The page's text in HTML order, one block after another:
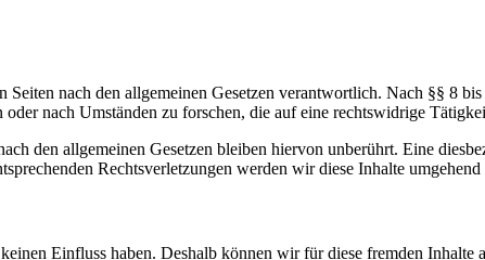
nach den allgemeinen Gesetzen verantwortlich. Nach §§ 8
nach Umständen zu forschen, die auf eine rechtswidrige
den allgemeinen Gesetzen bleiben hiervon unberührt. Eine
Rechtsverletzungen werden wir diese Inhalte umgehend
Einfluss haben. Deshalb können wir für diese fremden Inhalte